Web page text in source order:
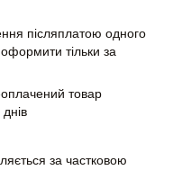
післяплатою одного
тільки за
товар
за частковою